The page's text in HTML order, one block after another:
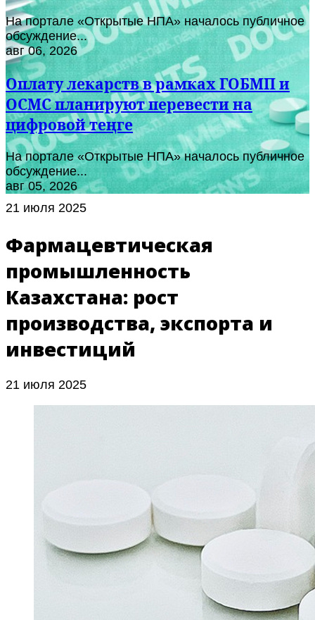
На портале «Открытые НПА» началось публичное
обсуждение...
авг 06, 2026
Оплату лекарств в рамках ГОБМП и
ОСМС планируют перевести на
цифровой теңге
На портале «Открытые НПА» началось публичное
обсуждение...
авг 05, 2026
21 июля 2025
Фармацевтическая
промышленность
Казахстана: рост
производства, экспорта и
инвестиций
21 июля 2025